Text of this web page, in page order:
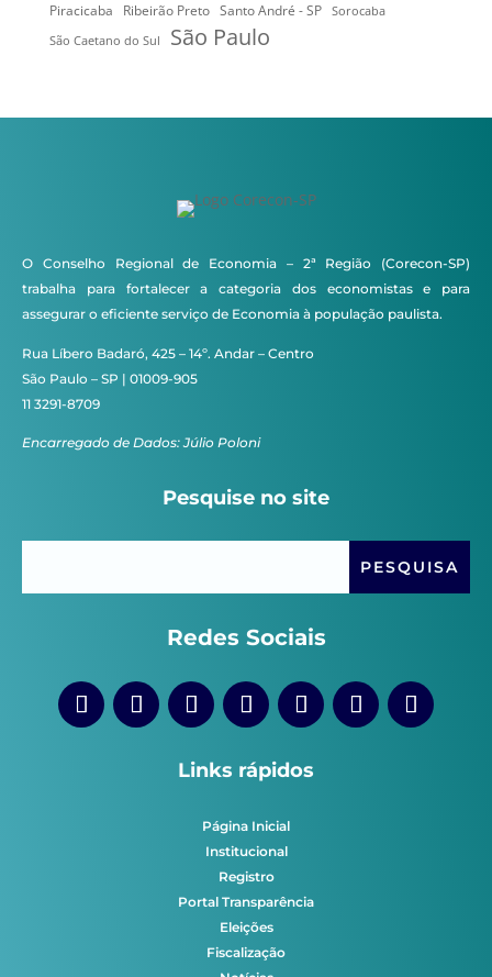
Piracicaba Ribeirão Preto Santo André - SP
Sorocaba
São Caetano do Sul
São Paulo
O Conselho Regional de Economia – 2ª Região (Corecon-SP)
trabalha para fortalecer a categoria dos economistas e para
assegurar o eficiente serviço de Economia à população paulista.
Rua Líbero Badaró, 425 – 14º. Andar – Centro
São Paulo – SP | 01009-905
11 3291-8709
Encarregado de Dados: Júlio Poloni
Pesquise no site
Redes Sociais
Links rápidos
Página Inicial
Institucional
Registro
Portal Transparência
Eleições
Fiscalização